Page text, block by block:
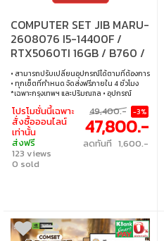
COMPUTER SET JIB MARU-
2608076 I5-14400F /
RTX5060TI 16GB / B760 /
16GB DDR5 / M.2 1TB
• สามารถปรับเปลี่ยนอุปกรณ์ได้ตามที่ต้องการ
• ทุกเซ็ตที่กำหนด จัดส่งฟรีภายใน 4 ชั่วโมง
*เฉพาะกรุงเทพฯ และปริมณฑล • อุปกรณ์
คอมพิวเตอร์เสียภายใน 30 วัน นับจากวันซื้อ
เปลี่ยนอุปกรณ์คอมพิวเตอร์ใหม่ให้ทันที
ภายใน 24 ชั่วโมง เฉพาะซื้อผ่าน JIB Online
เท่านั้น (เงื่อนไขเป็นไปตามที่กำหนด) • ผ่อน
สบายๆ 0% นาน 10 เดือน ทุกเซ็ต • บริการ
ซ่อมและตรวจเช็คอาการ ฟรี! ได้ที่เจไอบีกว่า 140
สาขา ทั่วประเทศ
โปรโมชั่นนี้เฉพาะ
สั่งซื้อออนไลน์
เท่านั้น
ส่งฟรี
123 views
0 sold
49,400.- -3%
47,800.-
ลดทันที 1,600.-